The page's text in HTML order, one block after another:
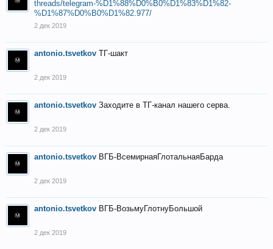
threads/telegram-%D1%88%D0%B0%D1%83%D1%82-
%D1%87%D0%B0%D1%82.977/
2 дек 2019
antonio.tsvetkov ТГ-шакт
2 дек 2019
antonio.tsvetkov Заходите в ТГ-канал нашего серва.
2 дек 2019
antonio.tsvetkov ВГБ-ВсемирнаяГлотальнаяБарда
2 дек 2019
antonio.tsvetkov ВГБ-ВозьмуГлотнуБольшой
2 дек 2019